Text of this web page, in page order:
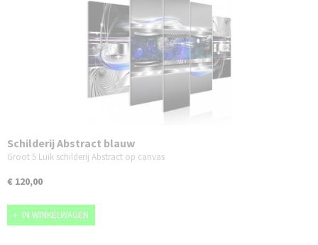
Schilderij Abstract blauw
Groot 5 Luik schilderij Abstract op canvas
€ 120,00
IN WINKELWAGEN